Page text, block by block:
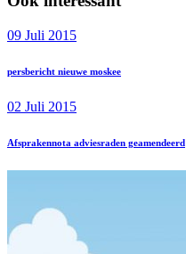
09 Juli 2015
persbericht nieuwe moskee
02 Juli 2015
Afsprakennota adviesraden geamendeerd